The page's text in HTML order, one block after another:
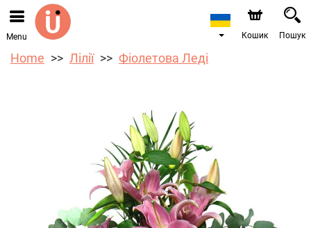
Ми приймаємо замовлення через наш інтернет-
магазин. Найближча можлива дата доставки —
10.08.2026 у зв’язку з відпусткою.
Menu Кошик Пошук
Home Лілії Фіолетова Леді